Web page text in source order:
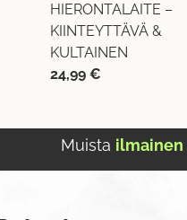
HIERONTALAITE –
KIINTEYTTÄVÄ &
KULTAINEN
24,99€
Muista ilmainen